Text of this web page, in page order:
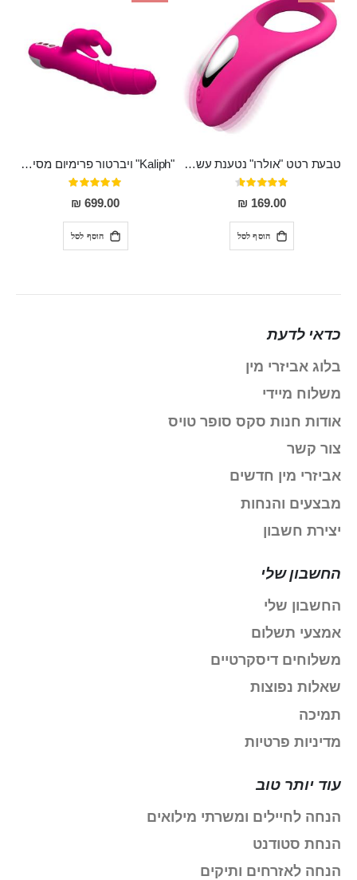
טבעת רטט "אולרו" נטענת עשויה סיליקון רפואי עם רטט חזק ומטריף חושים
דירוג:
91%
169.00 ₪
הוסף לסל
"Kaliph" ויברטור פרימיום מסיליקון רפואי , נטען, שקט במיוחד, מסתובב ומתפתל, שמנמן עם חדירה 14 סמ
דירוג:
100%
699.00 ₪
הוסף לסל
כדאי לדעת
בלוג אביזרי מין
משלוח מיידי
אודות חנות סקס סופר טויס
צור קשר
אביזרי מין חדשים
מבצעים והנחות
יצירת חשבון
החשבון שלי
החשבון שלי
אמצעי תשלום
משלוחים דיסקרטיים
שאלות נפוצות
תמיכה
מדיניות פרטיות
עוד יותר טוב
הנחה לחיילים ומשרתי מילואים
הנחת סטודנט
הנחה לאזרחים ותיקים